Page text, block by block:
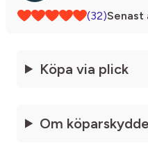
(32)Senast
Köpa via plick
Om